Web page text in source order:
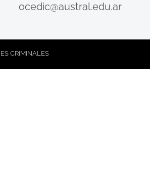
ocedic@austral.edu.ar
CRIMINALES